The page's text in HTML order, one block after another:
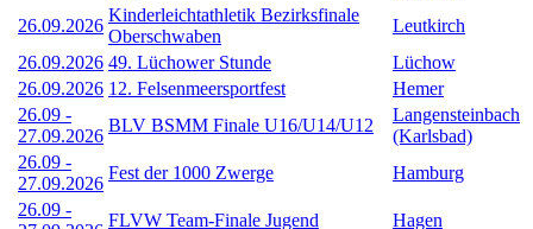
26.09.2026
Kinderleichtathletik Bezirksfinale
Oberschwaben
Leutkirch
26.09.2026 49. Lüchower Stunde
Lüchow
26.09.2026 12. Felsenmeersportfest
Hemer
26.09 -
27.09.2026
BLV BSMM Finale U16/U14/U12
Langensteinbach
(Karlsbad)
26.09 -
27.09.2026
Fest der 1000 Zwerge
Hamburg
26.09 -
FLVW Team-Finale Jugend Hagen